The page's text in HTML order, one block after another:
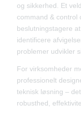
og sikkerhed. Et
command &
beslutningstagere
identificere
problemer udvikler
For virksomheder
professionelt
teknisk løsning –
robusthed,